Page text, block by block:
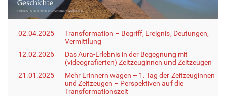
r
e
:
02.04.2025
Transformation – Begriff, Ereignis, Deutungen,
Vermittlung
12.02.2026
Das Aura-Erlebnis in der Begegnung mit
(videografierten) Zeitzeuginnen und Zeitzeugen
21.01.2025
Mehr Erinnern wagen – 1. Tag der Zeitzeuginnen
und Zeitzeugen – Perspektiven auf die
Transformationszeit